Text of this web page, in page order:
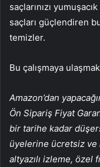
saçlarınızı
saçları güçlendiren
temizler.
Bu çalışmaya
Amazon’dan
Ön Sipariş Fiyat
bir tarihe kadar
üyelerine ücretsiz ve
altyazılı izleme, özel